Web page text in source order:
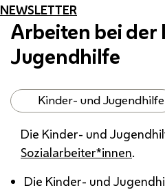
NEWSLETTER
Arbeiten bei der
Jugendhilfe
Kinder- und Jugendhilfe
Die Kinder- und
Sozialarbeiter*innen.
Die Kinder- und